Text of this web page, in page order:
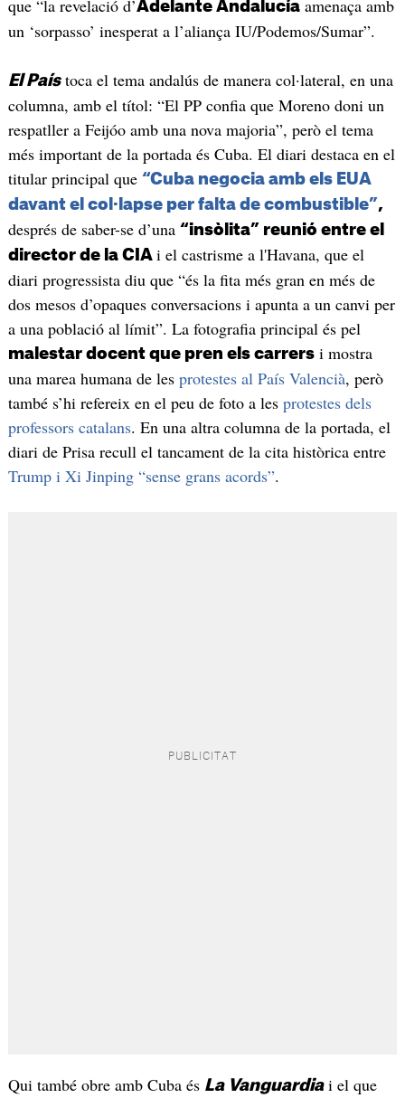
que “la revelació d’Adelante Andalucíaamenaça amb
un ‘sorpasso’ inesperat a l’aliança IU/Podemos/Sumar”.
El Paístoca el tema andalús de manera col·lateral, en una
columna, amb el títol: “El PP confia que Moreno doni un
respatller a Feijóo amb una nova majoria”, però el tema
més important de la portada és Cuba. El diari destaca en el
titular principal que “Cuba negocia amb els EUA
davant el col·lapse per falta de combustible”,
després de saber-se d’una “insòlita” reunió entre el
director de la CIA i el castrisme a l'Havana, que el
diari progressista diu que “és la fita més gran en més de
dos mesos d’opaques conversacions i apunta a un canvi per
a una població al límit”. La fotografia principal és pel
malestar docent que pren els carrersi mostra
una marea humana de les protestes al País Valencià, però
també s’hi refereix en el peu de foto a les protestes dels
professors catalans. En una altra columna de la portada, el
diari de Prisa recull el tancament de la cita històrica entre
Trump i Xi Jinping “sense grans acords”.
Qui també obre amb Cuba és La Vanguardiai el que